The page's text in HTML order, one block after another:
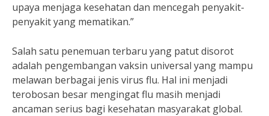
upaya menjaga kesehatan dan mencegah penyakit-
penyakit yang mematikan.”
Salah satu penemuan terbaru yang patut disorot
adalah pengembangan vaksin universal yang mampu
melawan berbagai jenis virus flu. Hal ini menjadi
terobosan besar mengingat flu masih menjadi
ancaman serius bagi kesehatan masyarakat global.